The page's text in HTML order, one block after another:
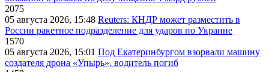
2075
05 августа 2026, 15:48 Reuters: КНДР может разместить в
России ракетное подразделение для ударов по Украине
1570
05 августа 2026, 15:01 Под Екатеринбургом взорвали машину
создателя дрона «Упырь», водитель погиб